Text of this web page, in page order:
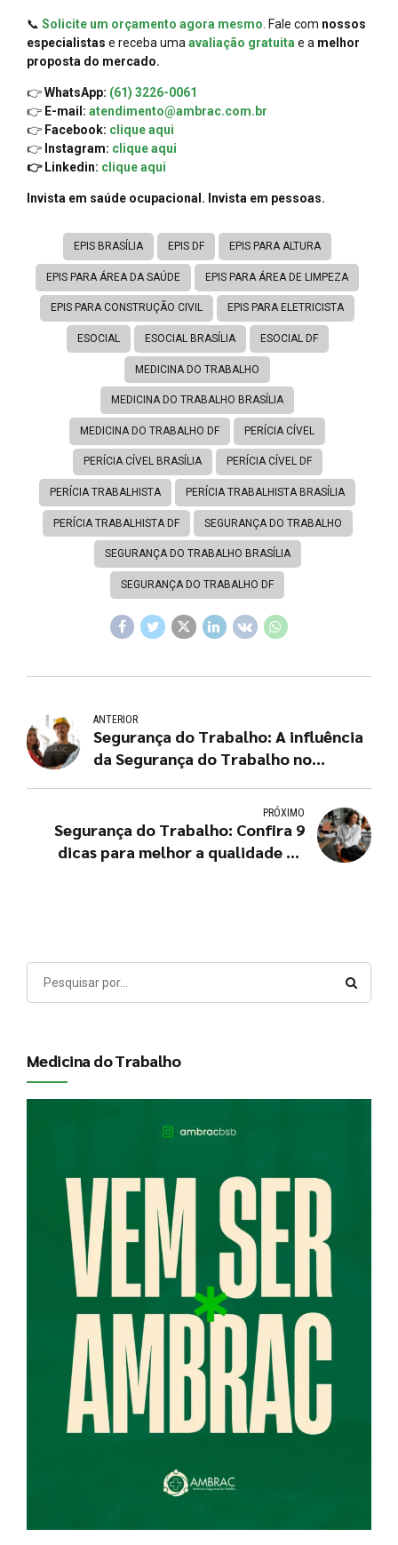
📞 Solicite um orçamento agora mesmo. Fale com nossos
especialistas e receba umaavaliação gratuitae a melhor
proposta do mercado.
👉WhatsApp: (61) 3226-0061
👉 E-mail: atendimento@ambrac.com.br
👉 Facebook: clique aqui
👉 Instagram: clique aqui
👉 Linkedin: clique aqui
Invista em saúde ocupacional. Invista em pessoas.
EPIS BRASÍLIA EPIS DF EPIS PARA ALTURA
EPIS PARA ÁREA DA SAÚDE EPIS PARA ÁREA DE LIMPEZA
EPIS PARA CONSTRUÇÃO CIVIL EPIS PARA ELETRICISTA
ESOCIAL ESOCIAL BRASÍLIA ESOCIAL DF
MEDICINA DO TRABALHO
MEDICINA DO TRABALHO BRASÍLIA
MEDICINA DO TRABALHO DF PERÍCIA CÍVEL
PERÍCIA CÍVEL BRASÍLIA PERÍCIA CÍVEL DF
PERÍCIA TRABALHISTA PERÍCIA TRABALHISTA BRASÍLIA
PERÍCIA TRABALHISTA DF SEGURANÇA DO TRABALHO
SEGURANÇA DO TRABALHO BRASÍLIA
SEGURANÇA DO TRABALHO DF
ANTERIOR
Segurança do Trabalho: A influência
da Segurança do Trabalho no
PRÓXIMO
Segurança do Trabalho: Confira 9
dicas para melhor a qualidade de
Medicina do Trabalho